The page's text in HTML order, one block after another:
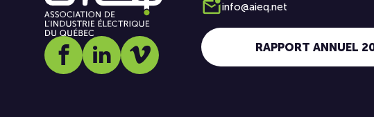
Social media link icon-facebook
Social media link icon-linkedin
Social media link icon-vimeo
info@aieq.net
RAPPORT ANNUEL